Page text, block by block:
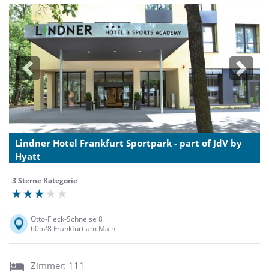
Previous Next
Lindner Hotel Frankfurt Sportpark - part of JdV by
Hyatt
3 Sterne Kategorie
Otto-Fleck-Schneise 8
60528 Frankfurt am Main
Zimmer: 111